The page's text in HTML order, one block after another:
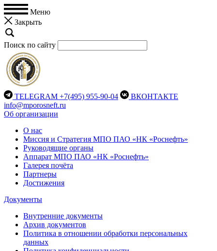
Меню
Закрыть
Поиск по сайту
TELEGRAM +7(495) 955-90-04
ВКОНТАКТЕ
info@mporosneft.ru
Об организации
О нас
Миссия и Стратегия МПО ПАО «НК «Роснефть»
Руководящие органы
Аппарат МПО ПАО «НК «Роснефть»
Галерея почёта
Партнеры
Достижения
Документы
Внутренние документы
Архив документов
Политика в отношении обработки персональных
данных